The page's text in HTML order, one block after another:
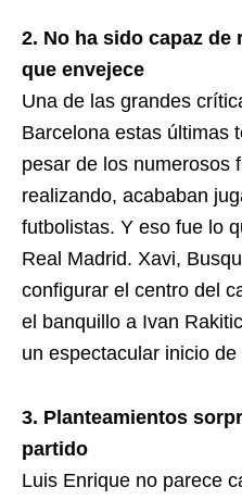
2. No ha sido capaz de
que envejece
Una de las grandes
Barcelona estas últimas
pesar de los numerosos
realizando, acababan
futbolistas. Y eso fue lo
Real Madrid. Xavi,
configurar el centro del
el banquillo a Ivan
un espectacular inicio
3. Planteamientos
partido
Luis Enrique no parece